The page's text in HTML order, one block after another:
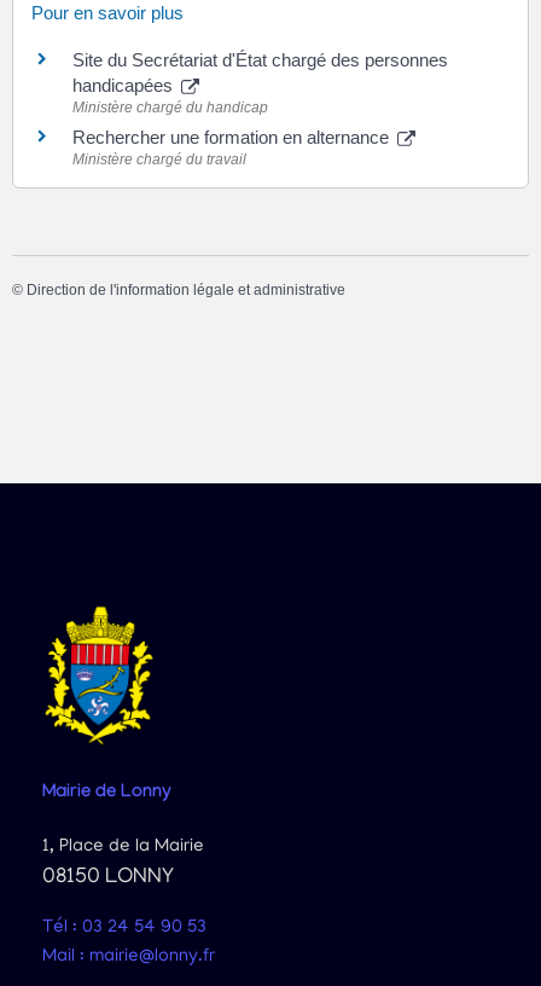
Pour en savoir plus
Site du Secrétariat d'État chargé des personnes
handicapées
Ministère chargé du handicap
Rechercher une formation en alternance
Ministère chargé du travail
© Direction de l'information légale et administrative
Mairie de Lonny
1, Place de la Mairie
08150 LONNY
Tél : 03 24 54 90 53
Mail : mairie@lonny.fr